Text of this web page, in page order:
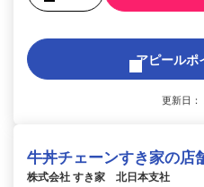
アピールポ
更新日
牛丼チェーンすき家の店
株式会社 すき家 北日本支社